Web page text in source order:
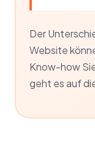
Der
Website
Know-how
geht es auf